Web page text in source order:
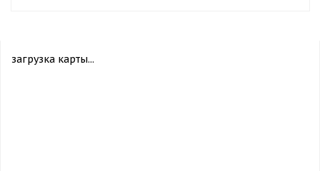
загрузка карты...